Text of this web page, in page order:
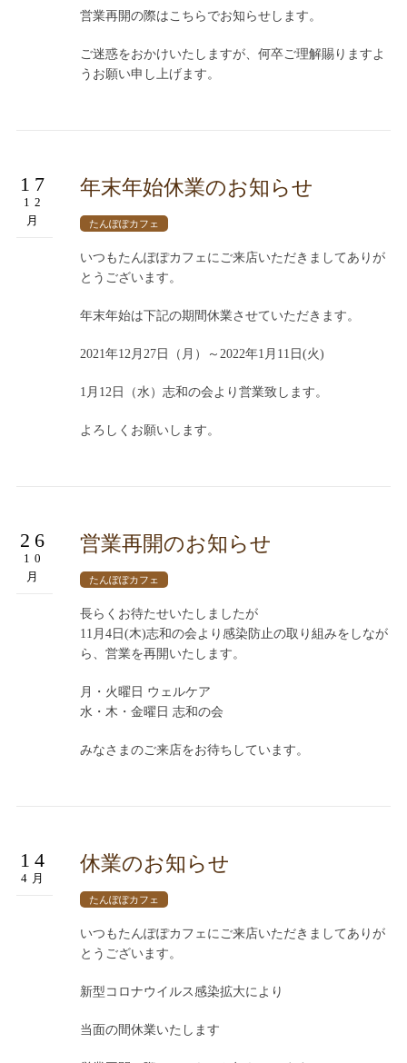
営業再開の際はこちらでお知らせします。
ご迷惑をおかけいたしますが、何卒ご理解賜りますよ
うお願い申し上げます。
17
12
月
年末年始休業のお知らせ
たんぽぽカフェ
いつもたんぽぽカフェにご来店いただきましてありが
とうございます。
年末年始は下記の期間休業させていただきます。
2021年12月27日（月）～2022年1月11日(火)
1月12日（水）志和の会より営業致します。
よろしくお願いします。
26
10
月
営業再開のお知らせ
たんぽぽカフェ
長らくお待たせいたしましたが
11月4日(木)志和の会より感染防止の取り組みをしなが
ら、営業を再開いたします。
月・火曜日 ウェルケア
水・木・金曜日 志和の会
みなさまのご来店をお待ちしています。
14
4月
休業のお知らせ
たんぽぽカフェ
いつもたんぽぽカフェにご来店いただきましてありが
とうございます。
新型コロナウイルス感染拡大により
当面の間休業いたします